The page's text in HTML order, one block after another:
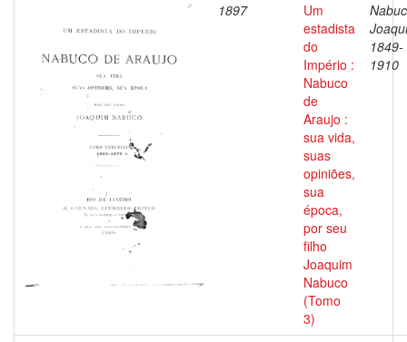
1897
Um
estadista
do
Império :
Nabuco
de
Araujo :
sua vida,
suas
opiniões,
sua
época,
por seu
filho
Joaquim
Nabuco
(Tomo
3)
1849-
1910